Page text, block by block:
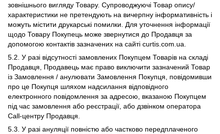
зовнішнього вигляду Товару. Супроводжуючі Товар опису/
характеристики не претендують на вичерпну інформативність і
можуть містити друкарські помилки. Для уточнення інформації
щодо Товару Покупець може звернутися до Продавця за
допомогою контактів зазначених на сайті curtis.com.ua.
5.2. У разі відсутності замовлених Покупцем Товарів на складі
Продавця, Продавець має право виключити зазначений Товар
із Замовлення / анулювати Замовлення Покупця, повідомивши
про це Покупця шляхом надсилання відповідного
електронного повідомлення за адресою, вказаною Покупцем
під час замовлення або реєстрації, або дзвінком оператора
Call-центру Продавця.
5.3. У разі ануляції повністю або частково передплаченого